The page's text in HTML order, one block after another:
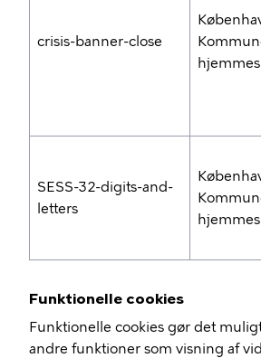
crisis-banner-close
SESS-32-digits-and-
letters
Funktionelle cookies
Funktionelle cookies gør det
andre funktioner som visning af